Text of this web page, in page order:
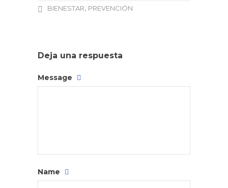
BIENESTAR, PREVENCIÓN
Deja una respuesta
Message
Name